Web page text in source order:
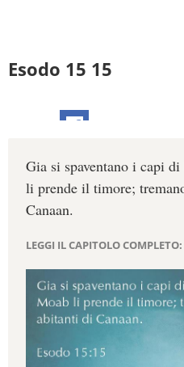
Esodo 15 15
Gia si spaventano i capi
li prende il timore;
Canaan.
LEGGI IL CAPITOLO COMPLETO: